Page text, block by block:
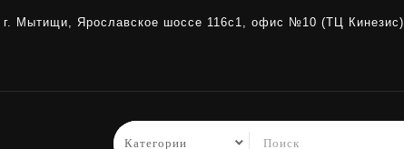
г. Мытищи, Ярославское шоссе 116с1, офис №10 (ТЦ Кинезис)